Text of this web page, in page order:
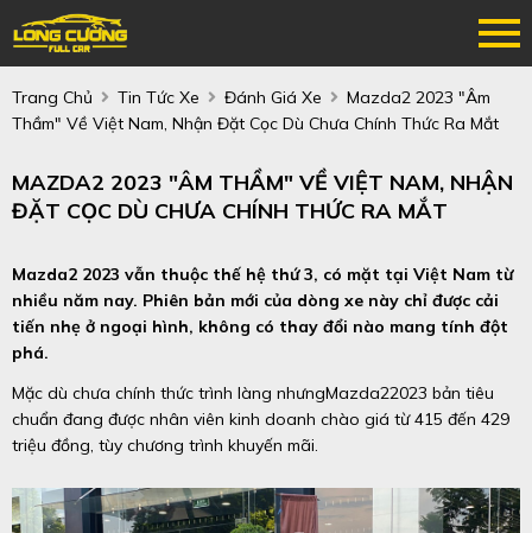
Trang Chủ Tin Tức Xe Đánh Giá Xe
Mazda2 2023 "âm
Thầm" Về Việt Nam, Nhận Đặt Cọc Dù Chưa Chính Thức Ra Mắt
MAZDA2 2023 "ÂM THẦM" VỀ VIỆT NAM, NHẬN
ĐẶT CỌC DÙ CHƯA CHÍNH THỨC RA MẮT
Mazda2 2023 vẫn thuộc thế hệ thứ 3, có mặt tại Việt Nam từ
nhiều năm nay. Phiên bản mới của dòng xe này chỉ được cải
tiến nhẹ ở ngoại hình, không có thay đổi nào mang tính đột
phá.
Mặc dù chưa chính thức trình làng nhưngMazda22023 bản tiêu
chuẩn đang được nhân viên kinh doanh chào giá từ 415 đến 429
triệu đồng, tùy chương trình khuyến mãi.